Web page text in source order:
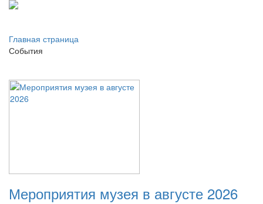
Главная страница
События
Мероприятия музея в августе 2026